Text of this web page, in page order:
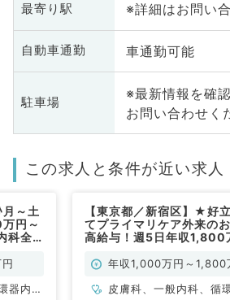
最寄り駅 ※詳細はお問い
自動車通勤 車通勤可能
駐車場
※最新情報を確
お問い合わせく
この求人と条件が近い求人
～土
円～
科全
器内
【東京都／新宿区】★好
てプライマリケア外来の
高給与！週5日年収1,800
膚科、一般内科／常勤）
年収1,000万円～1,800
皮膚科、一般内科、循